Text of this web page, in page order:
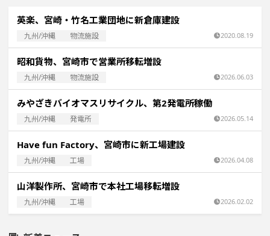
英楽、宮崎・竹名工業団地に新倉庫建設
九州/沖縄 物流施設 2020.08.19
昭和貨物、宮崎市で営業所移転増設
九州/沖縄 物流施設 2026.06.03
みやざきバイオマスリサイクル、第2発電所稼働
九州/沖縄 発電所 2026.05.14
Have fun Factory、宮崎市に新工場建設
九州/沖縄 工場 2026.04.08
山洋製作所、宮崎市で本社工場移転増設
九州/沖縄 工場 2026.02.02